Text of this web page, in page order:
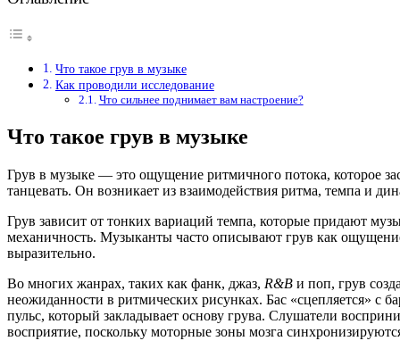
Что такое грув в музыке
Как проводили исследование
Что сильнее поднимает вам настроение?
Что такое грув в музыке
Грув в музыке — это ощущение ритмичного потока, которое
танцевать. Он возникает из взаимодействия ритма, темпа и
Грув зависит от тонких вариаций темпа, которые придают
механичность. Музыканты часто описывают грув как
выразительно.
Во многих жанрах, таких как фанк, джаз, R&B и поп, грув
неожиданности в ритмических рисунках. Бас «сцепляется» с
пульс, который закладывает основу грува. Слушатели
восприятие, поскольку моторные зоны мозга